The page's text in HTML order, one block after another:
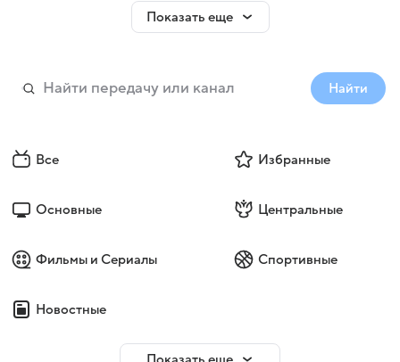
Показать еще
Найти
Все Избранные
Основные Центральные
Фильмы и Сериалы Спортивные
Новостные